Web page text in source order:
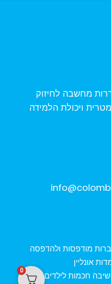
מחשבה לחיזוק
ויכולת הלמידה
מודפסות ולהדפסה
אונליין
חכמות לילדים
0